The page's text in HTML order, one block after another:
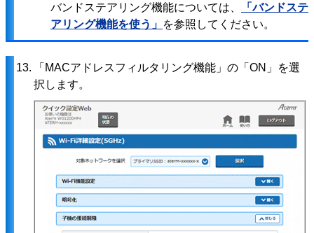
バンドステアリング機能については、
「バンドステ
アリング機能を使う」 を参照してください。
13.
「MACアドレスフィルタリング機能」の「ON」を選
択します。